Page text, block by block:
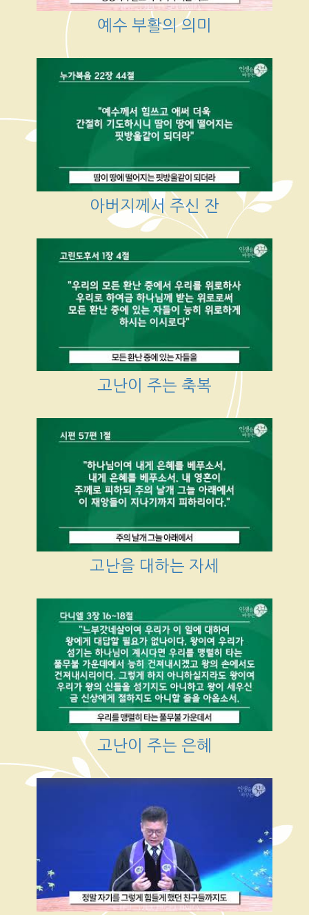
예수 부활의 의미
아버지께서 주신 잔
고난이 주는 축복
고난을 대하는 자세
고난이 주는 은혜